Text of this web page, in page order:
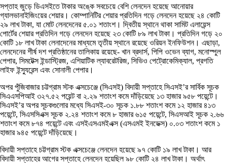
সপ্তাহ জুড়ে ডিএসইতে টাকার অঙ্কে সবচেয়ে বেশি লেনদেন হয়েছে আনোয়ার
গ্যালভানাইজিংয়ের শেয়ার। কোম্পানিটির শেয়ার প্রতিদিন গড়ে লেনদেন হয়েছে ২৪ কোটি
২৯ লাখ টাকা, যা মোট লেনদেনের ৫.০১ শতাংশ। দ্বিতীয় স্থানে থাকা সামিট এলায়েন্স
পোর্টের শেয়ার প্রতিদিন গড়ে লেনদেন হয়েছে ২৩ কোটি ৮৯ লাখ টাকা। প্রতিদিন গড়ে ২০
কোটি ১৮ লাখ টাকা লেনাদেনের মাধ্যমে তৃতীয় স্থানে রয়েছে ওরিয়ন ইনফিউশন। এছাড়া,
লেনদেনের শীর্ষ দশ প্রতিষ্ঠানের তালিকায় রয়েছে- খান ব্রদার্স, পিপি ওভেন ব্যাগ, মনোস্পুল
পেপার, সিমটেক্স ইন্ডাস্ট্রিজ, এশিয়াটিক ল্যাবরেটরিজ, সিভিও পেট্রোকেমিক্যাল, প্রগতি
লাইফ ইন্স্যুরেন্স এবং সোনালী পেপার।
অপর পুঁজিবাজার চট্টগ্রাম স্টক এক্সচেঞ্জে (সিএসই) বিদায়ী সপ্তাহে সিএসই’র সার্বিক সূচক
সিএএসপিআই ৩২৭.৫২ পয়েন্ট বা ২.২৯ শতাংশ কমে দাঁড়িয়েছে ১৩ হাজার ৯৫৮ পয়েন্টে।
সিএসই’র অপর সূচকগুলোর মধ্যে সিএসই-৩০ সূচক ১.৮৮ শতাংশ কমে ১২ হাজার ৪১৩
পয়েন্টে, সিএসসিএক্স সূচক ২.২৪ শতাংশ কমে ৮ হাজার ৬১৫ পয়েন্টে, সিএসআই সূচক ২.৬৬
শতাংশ কমে ৮৭৪ পয়েন্টে এবং এসইএসএমইএক্স (এসএমই ইনডেক্স) ০.০৩ শতাংশ কমে ১
হাজার ৯৪৫ পয়েন্টে দাঁড়িয়েছে।
বিদায়ী সপ্তাহে চট্টগ্রাম স্টক এক্সচেঞ্জে লেনদেন হয়েছে ৯৭ কোটি ১৯ লাখ টাকা। আর
বিদায়ী সপ্তাহের আগের সপ্তাহে লেনদেন হয়েছিল ৯৮ কোটি ২৪ লাখ টাকা। অর্থাৎ